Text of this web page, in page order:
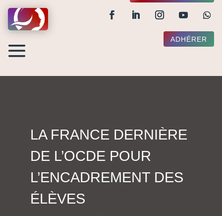
ADHÉRER
LA FRANCE DERNIÈRE
DE L’OCDE POUR
L’ENCADREMENT DES
ÉLÈVES